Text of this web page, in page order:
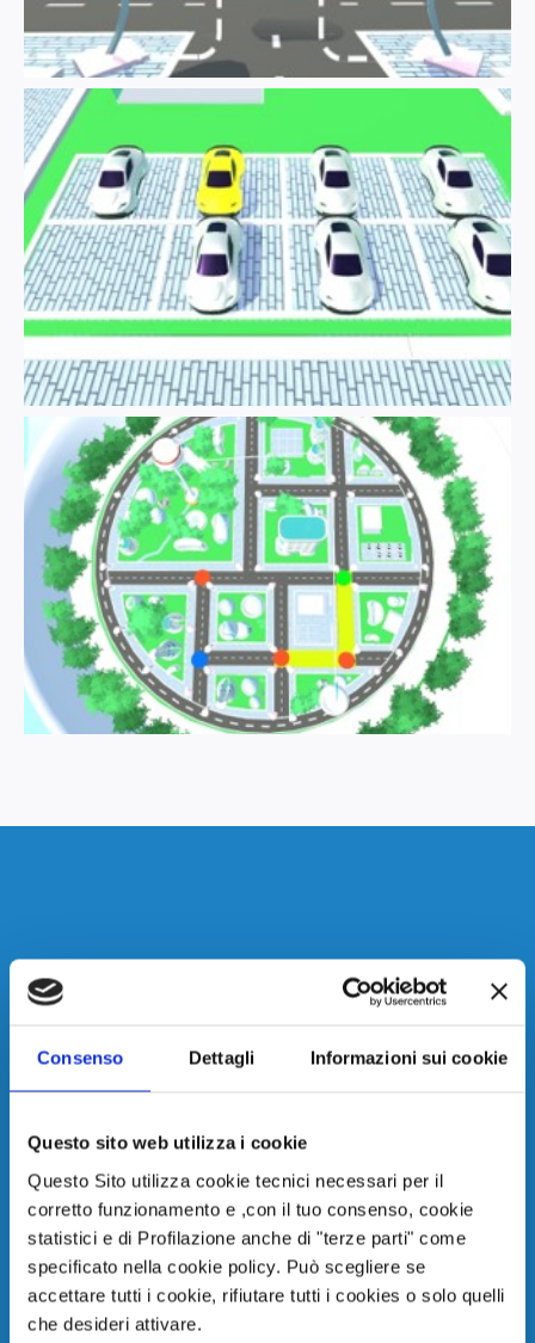
Consenso Dettagli Informazioni sui cookie
Questo sito web utilizza i cookie
Questo Sito utilizza cookie tecnici necessari per il
corretto funzionamento e ,con il tuo consenso, cookie
statistici e di Profilazione anche di "terze parti" come
specificato nella cookie policy. Può scegliere se
accettare tutti i cookie, rifiutare tutti i cookies o solo quelli
che desideri attivare.